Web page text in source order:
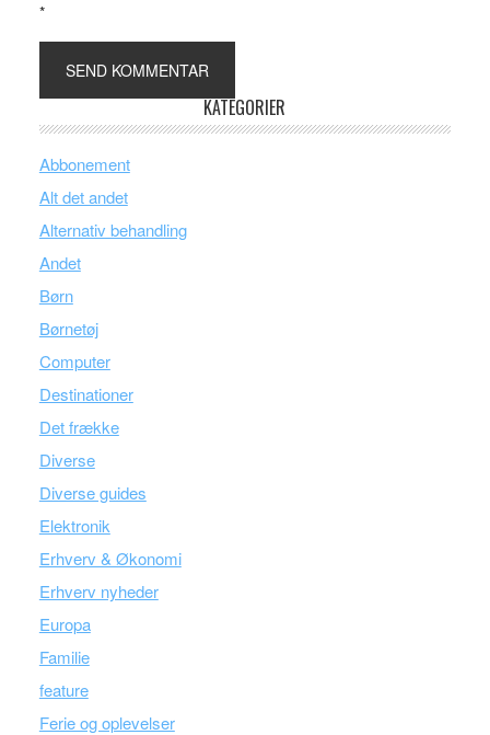
*
KATEGORIER
Abbonement
Alt det andet
Alternativ behandling
Andet
Børn
Børnetøj
Computer
Destinationer
Det frække
Diverse
Diverse guides
Elektronik
Erhverv & Økonomi
Erhverv nyheder
Europa
Familie
feature
Ferie og oplevelser